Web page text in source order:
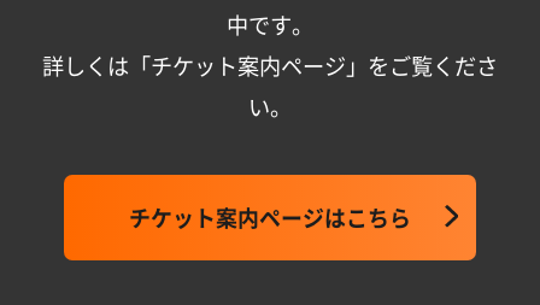
中です。
詳しくは「チケット案内ページ」をご覧くださ
い。
チケット案内ページはこちら